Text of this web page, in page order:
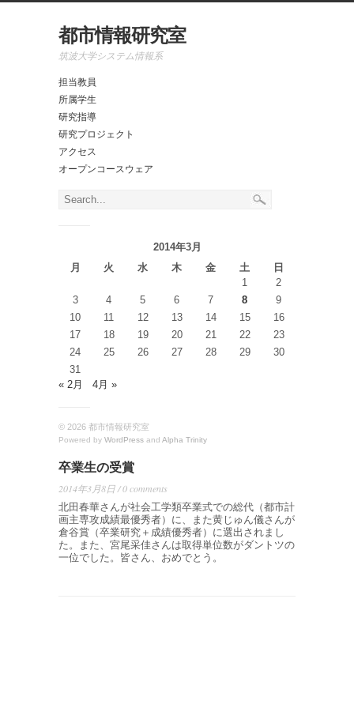
都市情報研究室
筑波大学システム情報系
担当教員
所属学生
研究指導
研究プロジェクト
アクセス
オープンコースウェア
2014年3月
月
火 水 木 金 土
日
1
2
3
4 5 6 7 8
9
10
11 12 13 14 15
16
17
18 19 20 21 22
23
24
25 26 27 28 29
30
31
« 2月
4月 »
© 2026 都市情報研究室
Powered by WordPress and Alpha Trinity
卒業生の受賞
2014年3月8日 / 0 comments
北田春華さんが社会工学類卒業式での総代（都市計
画主専攻成績最優秀者）に、また黄じゅん儀さんが
倉谷賞（卒業研究＋成績優秀者）に選出されまし
た。また、宮尾采佳さんは取得単位数がダントツの
一位でした。皆さん、おめでとう。